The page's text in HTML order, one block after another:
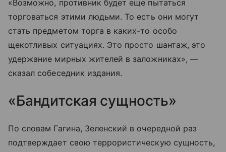
«Возможно, противник будет еще пытаться
торговаться этими людьми. То есть они могут
стать предметом торга в каких-то особо
щекотливых ситуациях. Это просто шантаж, это
удержание мирных жителей в заложниках», —
сказал собеседник издания.
«Бандитская сущность»
По словам Гагина, Зеленский в очередной раз
подтверждает свою террористическую сущность,